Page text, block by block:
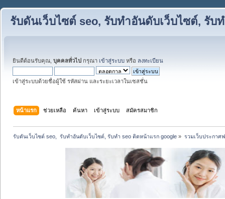
รับดันเว็บไซต์ seo, รับทำอันดับเว็บไซต์, รับ
ยินดีต้อนรับคุณ, บุคคลทั่วไป กรุณา เข้าสู่ระบบ หรือ ลงทะเบียน
เข้าสู่ระบบด้วยชื่อผู้ใช้ รหัสผ่าน และระยะเวลาในเซสชั่น
หน้าแรก ช่วยเหลือ ค้นหา เข้าสู่ระบบ สมัครสมาชิก
รับดันเว็บไซต์ seo,  รับทำอันดับเว็บไซต์, รับทำ seo ติดหน้าแรก google » รวมเว็บประกาศ